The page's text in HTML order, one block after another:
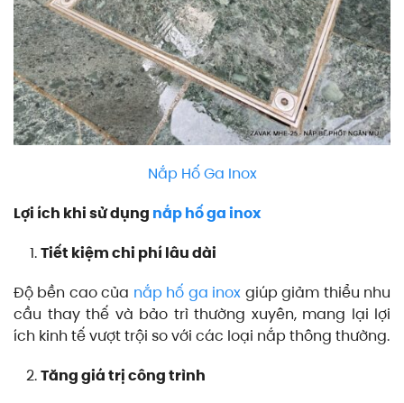
Nắp Hố Ga Inox
Lợi ích khi sử dụng nắp hố ga inox
Tiết kiệm chi phí lâu dài
Độ bền cao của nắp hố ga inox giúp giảm thiểu nhu
cầu thay thế và bảo trì thường xuyên, mang lại lợi
ích kinh tế vượt trội so với các loại nắp thông thường.
Tăng giá trị công trình